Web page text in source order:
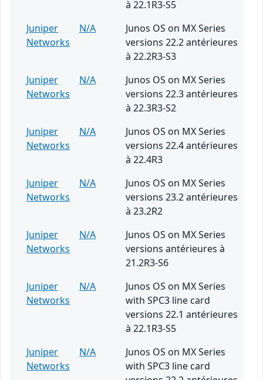
à 22.1R3-S5
Juniper
Networks
N/A
Junos OS on MX Series
versions 22.2 antérieures
à 22.2R3-S3
Juniper
Networks
N/A
Junos OS on MX Series
versions 22.3 antérieures
à 22.3R3-S2
Juniper
Networks
N/A
Junos OS on MX Series
versions 22.4 antérieures
à 22.4R3
Juniper
Networks
N/A
Junos OS on MX Series
versions 23.2 antérieures
à 23.2R2
Juniper
Networks
N/A
Junos OS on MX Series
versions antérieures à
21.2R3-S6
Juniper
Networks
N/A
Junos OS on MX Series
with SPC3 line card
versions 22.1 antérieures
à 22.1R3-S5
Juniper
Networks
N/A
Junos OS on MX Series
with SPC3 line card